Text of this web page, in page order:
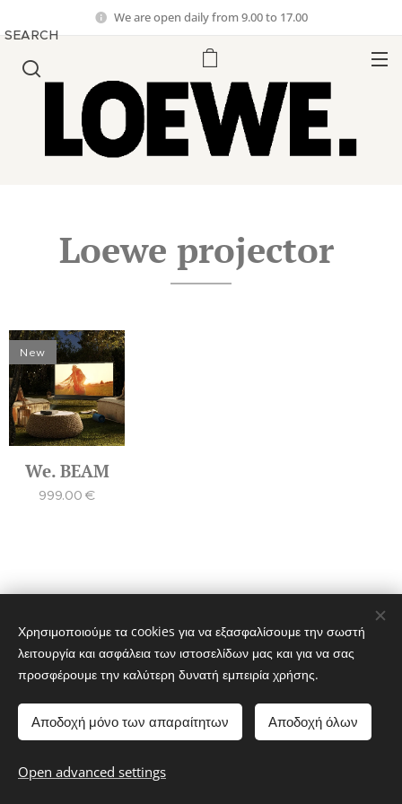
We are open daily from 9.00 to 17.00
SEARCH
Loewe projector
We. BEAM
New
999.00 €
© 2022 Διατηρούνται όλα τα δικαιώματα
www.loewe-gallery-thessaloniki.gr
Cookies
Ελληνικά
Χρησιμοποιούμε τα cookies για να εξασφαλίσουμε την σωστή
λειτουργία και ασφάλεια των ιστοσελίδων μας και για να σας
προσφέρουμε την καλύτερη δυνατή εμπειρία χρήσης.
Αποδοχή μόνο των απαραίτητων Αποδοχή όλων
Open advanced settings